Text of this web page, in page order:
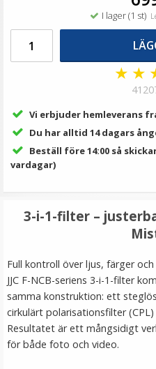
Kiwifotos Ögonmussla
★★
LÄGG I
I lager (1 st)
★ ★
Vi erbjuder hemleverans
Du har alltid 14 dagars
Beställ före 14:00 så
vardagar)
3-i-1-filter –
Full kontroll över ljus, färger
JJC F-NCB-seriens 3-i-1-filter
samma konstruktion: ett
cirkulärt polarisationsfilter
Resultatet är ett mångsidigt
för både foto och video.